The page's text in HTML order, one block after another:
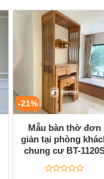
-21%
Mẫu bàn thờ đơn
giản tại phòng
chung cư BT-